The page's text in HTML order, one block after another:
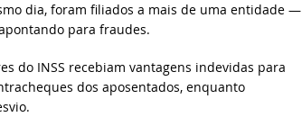
dia, foram filiados a mais de uma entidade —
para fraudes.
do INSS recebiam vantagens indevidas para
dos aposentados, enquanto